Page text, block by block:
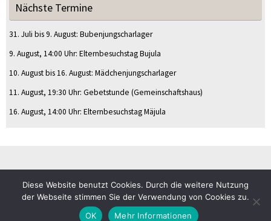
Nächste Termine
31. Juli bis9. August: Bubenjungscharlager
9. August, 14:00 Uhr: Elternbesuchstag Bujula
10. Augustbis16. August: Mädchenjungscharlager
11. August, 19:30 Uhr: Gebetstunde (Gemeinschaftshaus)
16. August, 14:00 Uhr: Elternbesuchstag Mäjula
© CVJM Sulz am Eck e.V.
Impressum
Datenschutz
Diese Website benutzt Cookies. Durch die weitere Nutzung
der Webseite stimmen Sie der Verwendung von Cookies zu.
OK
Mehr Informationen